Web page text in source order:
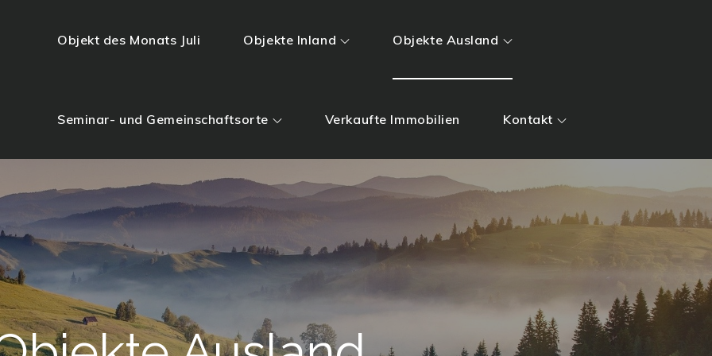
Objekt des Monats Juli Objekte Inland Objekte Ausland
Seminar- und Gemeinschaftsorte Verkaufte Immobilien Kontakt